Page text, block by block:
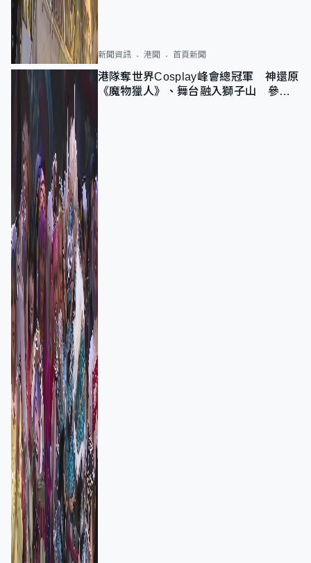
新聞資訊 港聞 首頁新聞
港隊奪世界Cosplay峰會總冠軍 神還原
《魔物獵人》、舞台融入獅子山 參賽